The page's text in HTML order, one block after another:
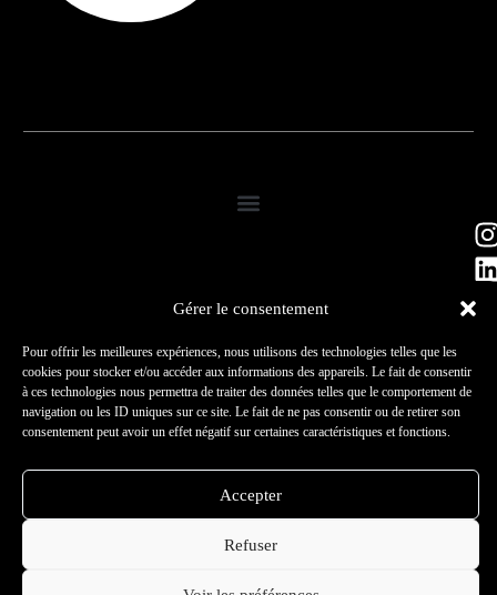
Gérer le consentement
Pour offrir les meilleures expériences, nous utilisons des technologies telles que les
cookies pour stocker et/ou accéder aux informations des appareils. Le fait de consentir
à ces technologies nous permettra de traiter des données telles que le comportement de
navigation ou les ID uniques sur ce site. Le fait de ne pas consentir ou de retirer son
consentement peut avoir un effet négatif sur certaines caractéristiques et fonctions.
Accepter
Refuser
© 2026 – Tous droits
réservés –
Peechy Création
LTD
Politique de confidentialité
Mentions légales